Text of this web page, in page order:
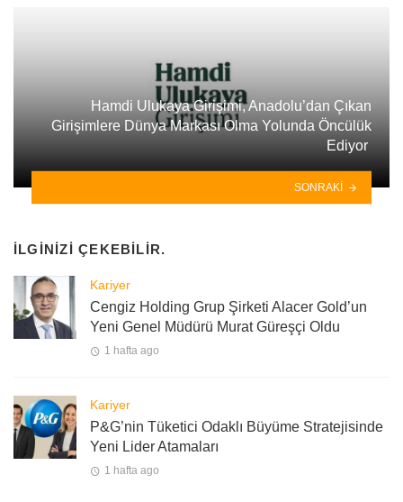
Hamdi Ulukaya Girişimi, Anadolu’dan Çıkan
Girişimlere Dünya Markası Olma Yolunda Öncülük
Ediyor
SONRAKI
İLGINIZI ÇEKEBILIR.
Kariyer
Cengiz Holding Grup Şirketi Alacer Gold’un
Yeni Genel Müdürü Murat Güreşçi Oldu
1 hafta ago
Kariyer
P&G’nin Tüketici Odaklı Büyüme Stratejisinde
Yeni Lider Atamaları
1 hafta ago